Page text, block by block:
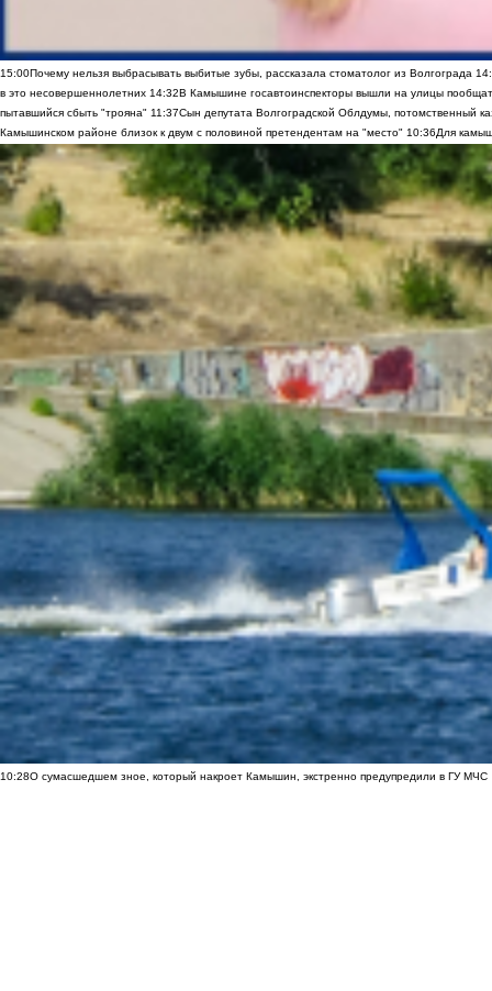
15:00Почему нельзя выбрасывать выбитые зубы, рассказала стоматолог из Волгограда
в это несовершеннолетних 14:32В Камышине госавтоинспекторы вышли на улицы
пытавшийся сбыть "трояна" 11:37Сын депутата Волгоградской Облдумы, потомственный
Камышинском районе близок к двум с половиной претендентам на "место" 10:36Для
10:28О сумасшедшем зное, который накроет Камышин, экстренно предупредили в ГУ МЧС